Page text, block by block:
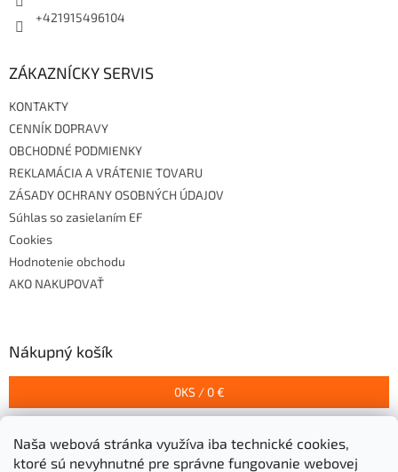
Naša webová stránka využíva iba technické cookies,
ktoré sú nevyhnutné pre správne fungovanie webovej
+421915496104
ZÁKAZNÍCKY SERVIS
KONTAKTY
CENNÍK DOPRAVY
OBCHODNÉ PODMIENKY
REKLAMÁCIA A VRÁTENIE TOVARU
ZÁSADY OCHRANY OSOBNÝCH ÚDAJOV
Súhlas so zasielaním EF
Cookies
Hodnotenie obchodu
AKO NAKUPOVAŤ
Nákupný košík
0KS / 0 €
Prijímame online platby